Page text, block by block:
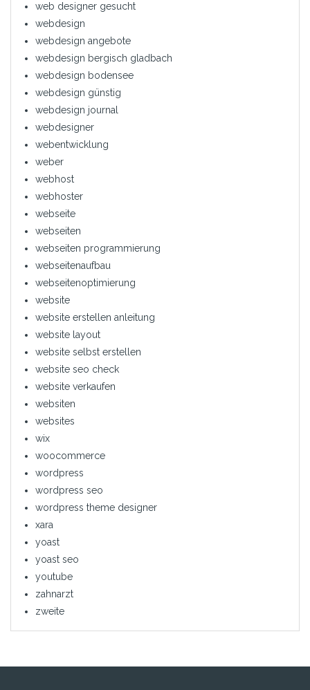
web designer gesucht
webdesign
webdesign angebote
webdesign bergisch gladbach
webdesign bodensee
webdesign günstig
webdesign journal
webdesigner
webentwicklung
weber
webhost
webhoster
webseite
webseiten
webseiten programmierung
webseitenaufbau
webseitenoptimierung
website
website erstellen anleitung
website layout
website selbst erstellen
website seo check
website verkaufen
websiten
websites
wix
woocommerce
wordpress
wordpress seo
wordpress theme designer
xara
yoast
yoast seo
youtube
zahnarzt
zweite